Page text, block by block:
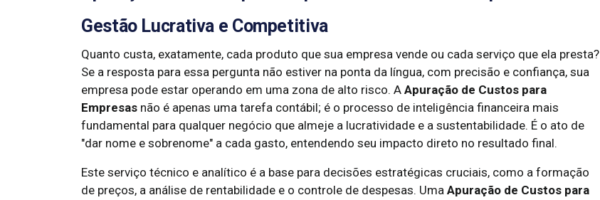
Gestão Lucrativa e Competitiva
Quanto custa, exatamente, cada produto que sua empresa vende ou cada serviço que ela presta?
Se a resposta para essa pergunta não estiver na ponta da língua, com precisão e confiança, sua
empresa pode estar operando em uma zona de alto risco. A Apuração de Custos para
Empresas não é apenas uma tarefa contábil; é o processo de inteligência financeira mais
fundamental para qualquer negócio que almeje a lucratividade e a sustentabilidade. É o ato de
"dar nome e sobrenome" a cada gasto, entendendo seu impacto direto no resultado final.
Este serviço técnico e analítico é a base para decisões estratégicas cruciais, como a formação
de preços, a análise de rentabilidade e o controle de despesas. Uma Apuração de Custos para